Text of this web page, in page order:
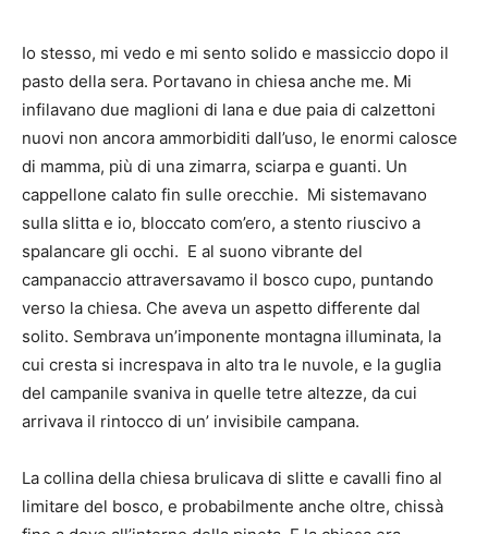
Io stesso, mi vedo e mi sento solido e massiccio dopo il
pasto della sera. Portavano in chiesa anche me. Mi
infilavano due maglioni di lana e due paia di calzettoni
nuovi non ancora ammorbiditi dall’uso, le enormi calosce
di mamma, più di una zimarra, sciarpa e guanti. Un
cappellone calato fin sulle orecchie. Mi sistemavano
sulla slitta e io, bloccato com’ero, a stento riuscivo a
spalancare gli occhi. E al suono vibrante del
campanaccio attraversavamo il bosco cupo, puntando
verso la chiesa. Che aveva un aspetto differente dal
solito. Sembrava un’imponente montagna illuminata, la
cui cresta si increspava in alto tra le nuvole, e la guglia
del campanile svaniva in quelle tetre altezze, da cui
arrivava il rintocco di un’ invisibile campana.
La collina della chiesa brulicava di slitte e cavalli fino al
limitare del bosco, e probabilmente anche oltre, chissà